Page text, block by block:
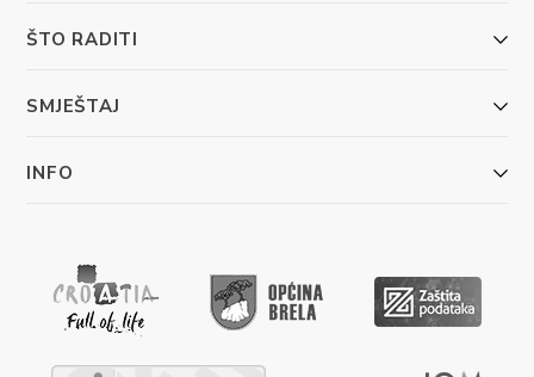
ŠTO RADITI
SMJEŠTAJ
INFO